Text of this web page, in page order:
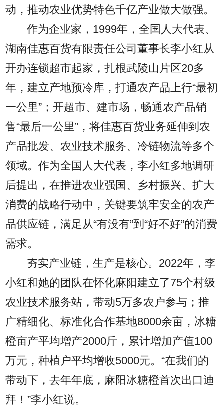
动，推动农业优势特色千亿产业做大做强。
作为企业家，1999年，全国人大代表、
湖南佳惠百货有限责任公司董事长李小红从
开办连锁超市起家，扎根武陵山片区20多
年，建立产地预冷库，打通农产品上行“最初
一公里”；开超市、建市场，畅通农产品销
售“最后一公里”，将佳惠百货业务延伸到农
产品批发、农业技术服务、冷链物流等多个
领域。作为全国人大代表，李小红多地调研
后提出，在推进农业强国、乡村振兴、扩大
消费的战略行动中，关键要筑牢安全的农产
品供应链，满足从“有没有”到“好不好”的消费
需求。
夯实产业链，生产是核心。2022年，李
小红和她的团队在怀化麻阳建立了75个村级
农业技术服务站，带动5万多农户参与；推
广精细化、标准化合作基地8000余亩，冰糖
橙亩产平均增产2000斤，累计增加产值100
万元，种植户平均增收5000元。“在我们的
带动下，去年年底，麻阳冰糖橙首次出口迪
拜！”李小红说。